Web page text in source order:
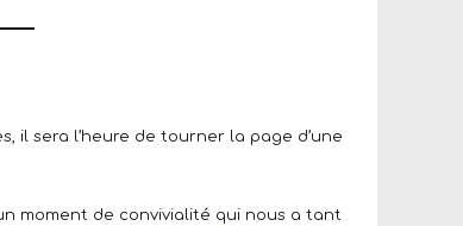
il sera l’heure de tourner la page d’une
moment de convivialité qui nous a tant